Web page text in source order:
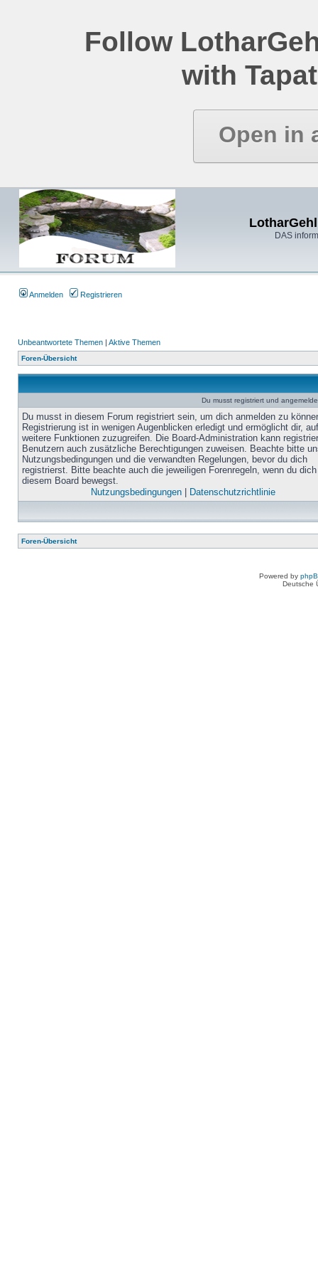
Follow
with
Open in
DAS
Anmelden Registrieren
Unbeantwortete Themen | Aktive Themen
Foren-Übersicht
Du musst registriert und
Du musst in diesem Forum registriert sein, um dich anmelden zu
Registrierung ist in wenigen Augenblicken erledigt und ermöglicht dir, auf
weitere Funktionen zuzugreifen. Die Board-Administration kann
Benutzern auch zusätzliche Berechtigungen zuweisen. Beachte bitte
Nutzungsbedingungen und die verwandten Regelungen, bevor du dich
registrierst. Bitte beachte auch die jeweiligen Forenregeln, wenn du
diesem Board bewegst.
Nutzungsbedingungen| Datenschutzrichtlinie
Foren-Übersicht
Powered by
Deutsche